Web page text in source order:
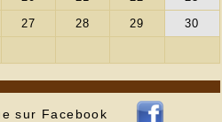
sur Facebook